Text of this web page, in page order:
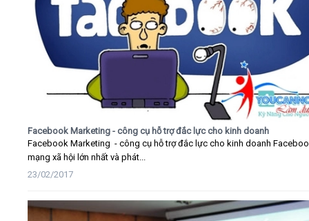
Facebook Marketing - công cụ hỗ trợ đắc lực cho kinh doanh
Facebook Marketing - công cụ hỗ trợ đắc lực cho kinh doanh
mạng xã hội lớn nhất và phát...
23/02/2017